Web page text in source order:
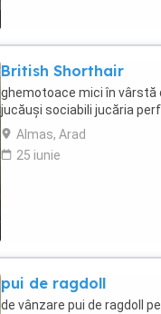
British Shorthair
ghemotoace mici în
jucăuși sociabili jucăria
Almas, Arad
25 iunie
pui de ragdoll
de vânzare pui de ragdoll